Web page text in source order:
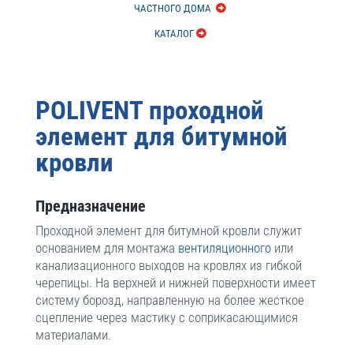
ЧАСТНОГО ДОМА
КАТАЛОГ
POLIVENT проходной
элемент для битумной
кровли
Предназначение
Проходной элемент для битумной кровли служит
основанием для монтажа вентиляционногоили
канализационного выходов на кровлях из гибкой
черепицы. На верхней и нижней поверхности имеет
систему борозд, направленную на более жесткое
сцепление через мастику с соприкасающимися
материалами.